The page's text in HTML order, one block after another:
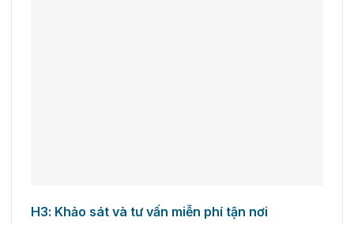
H3: Khảo sát và tư vấn miễn phí tận nơi